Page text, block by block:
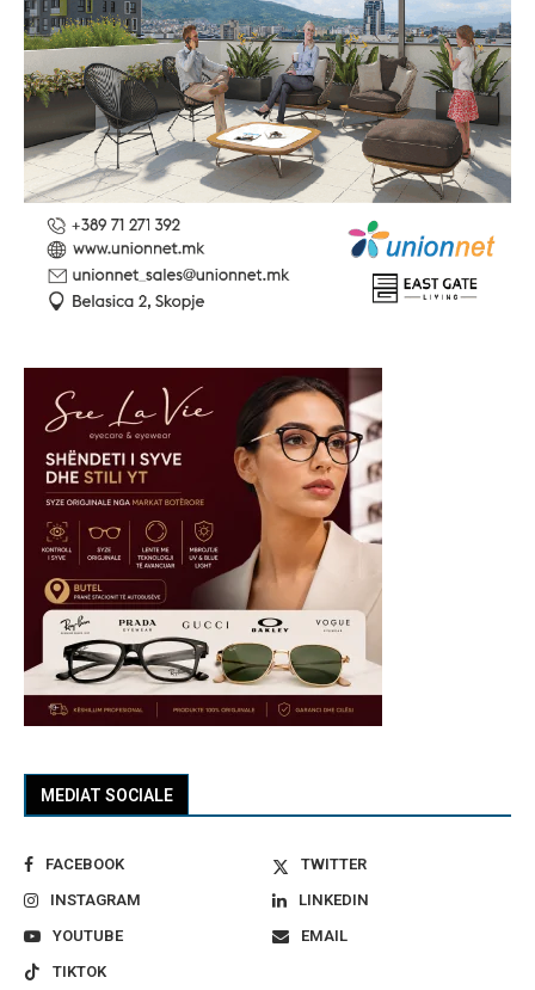
MEDIAT SOCIALE
FACEBOOK
TWITTER
INSTAGRAM
LINKEDIN
YOUTUBE
EMAIL
TIKTOK